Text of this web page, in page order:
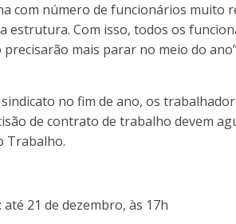
com número de funcionários muito
estrutura. Com isso, todos os
mais parar no meio do
no fim de ano, os
de contrato de trabalho devem
Trabalho.
21 de dezembro, às 17h